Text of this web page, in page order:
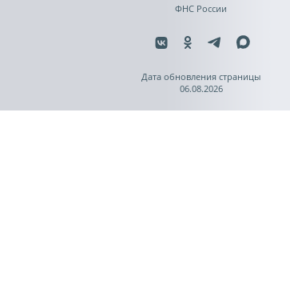
ФНС России
Дата обновления страницы
06.08.2026